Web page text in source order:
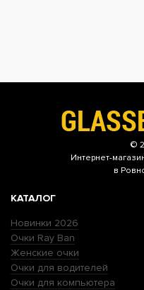
©
Интернет-
в
КАТАЛОГ
Новинки 2026
Очки Ray Ban
Женские очки
Очки для водителей
Очки для компьютера